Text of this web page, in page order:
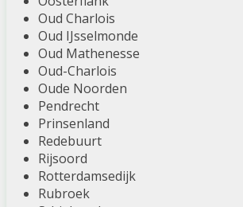
Oud Charlois
Oud IJsselmonde
Oud Mathenesse
Oud-Charlois
Oude Noorden
Pendrecht
Prinsenland
Redebuurt
Rijsoord
Rotterdamsedijk
Rubroek